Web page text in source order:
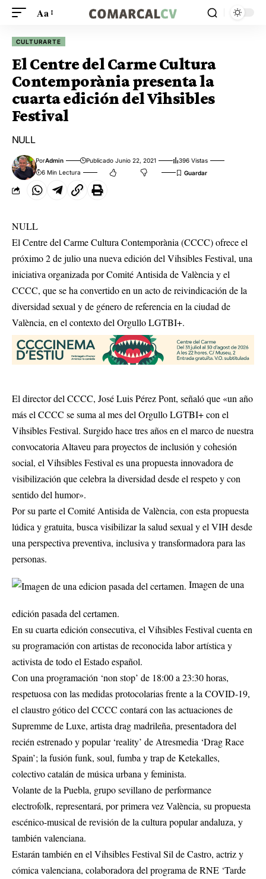
Aa
CULTURARTE
El Centre del Carme Cultura
Contemporània presenta la
cuarta edición del Vihsibles
Festival
NULL
PorAdmin Publicado Junio 22, 2021
396 Vistas
6 Min Lectura
NULL
El Centre del Carme Cultura Contemporània (CCCC) ofrece el
próximo 2 de julio una nueva edición del Vihsibles Festival, una
iniciativa organizada por Comité Antisida de València y el
CCCC, que se ha convertido en un acto de reivindicación de la
diversidad sexual y de género de referencia en la ciudad de
València, en el contexto del Orgullo LGTBI+.
El director del CCCC, José Luis Pérez Pont, señaló que «un año
más el CCCC se suma al mes del Orgullo LGTBI+ con el
Vihsibles Festival. Surgido hace tres años en el marco de nuestra
convocatoria Altaveu para proyectos de inclusión y cohesión
social, el Vihsibles Festival es una propuesta innovadora de
visibilización que celebra la diversidad desde el respeto y con
sentido del humor».
Por su parte el Comité Antisida de València, con esta propuesta
lúdica y gratuita, busca visibilizar la salud sexual y el VIH desde
una perspectiva preventiva, inclusiva y transformadora para las
personas.
Imagen de una
edición pasada del certamen.
En su cuarta edición consecutiva, el Vihsibles Festival cuenta en
su programación con artistas de reconocida labor artística y
activista de todo el Estado español.
Con una programación ‘non stop’ de 18:00 a 23:30 horas,
respetuosa con las medidas protocolarias frente a la COVID-19,
el claustro gótico del CCCC contará con las actuaciones de
Supremme de Luxe, artista drag madrileña, presentadora del
recién estrenado y popular ‘reality’ de Atresmedia ‘Drag Race
Spain’; la fusión funk, soul, fumba y trap de Ketekalles,
colectivo catalán de música urbana y feminista.
Volante de la Puebla, grupo sevillano de performance
electrofolk, representará, por primera vez València, su propuesta
escénico-musical de revisión de la cultura popular andaluza, y
también valenciana.
Estarán también en el Vihsibles Festival Sil de Castro, actriz y
cómica valenciana, colaboradora del programa de RNE ‘Tarde